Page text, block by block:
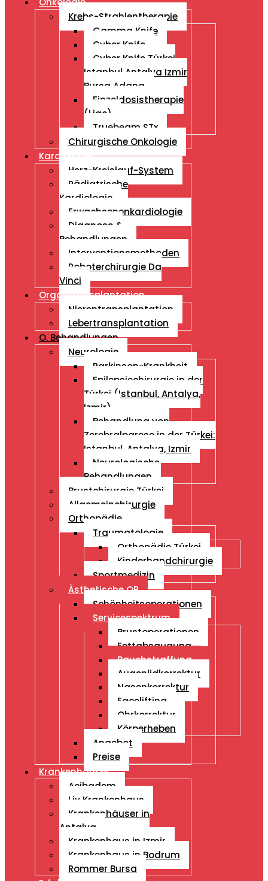
Krebs-Strahlentherapie
Gamma Knife
Cyber Knife
Cyber ​​Knife Türkei
Istanbul Antalya Izmir
Bursa Adana
Einzeldosistherapie
(Liac)
Truebeam STx
Chirurgische Onkologie
Kardiologie
Herz-Kreislauf-System
Pädiatrische
Kardiologie
Erwachsenenkardiologie
Diagnose &
Behandlungen
Interventionsmethoden
Roboterchirurgie Da
Vinci
Organtransplantation
Nierentransplantation
Lebertransplantation
O. Behandlungen
Neurologie
Parkinson-Krankheit
Epilepsiechirurgie in der
Türkei (Istanbul, Antalya,
Izmir)
Behandlung von
Zerebralparese in der Türkei:
Istanbul, Antalya, Izmir
Neurologische
Behandlungen
Brustchirurgie Türkei
Allgemeinchirurgie
Orthopädie
Traumatologie
Orthopädie Türkei
Kinderhandchirurgie
Sportmedizin
Ästhetische OP
Schönheitsoperationen
Servicespektrum
Brustoperationen
Fettabsaugung
Bauchstraffung
Augenlidkorrektur
Nasenkorrektur
Facelifting
Ohrkorrektur
Körperheben
Angebot
Preise
Krankenhäuser
Acibadem
Liv Krankenhaus
Krankenhäuser in
Antalya
Krankenhaus in Izmir
Krankenhaus in Bodrum
Rommer Bursa